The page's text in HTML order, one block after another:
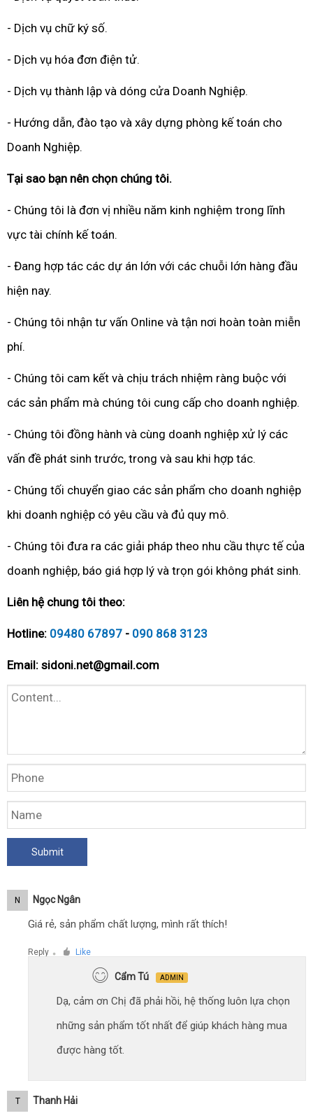
- Dịch vụ chữ ký số.
- Dịch vụ hóa đơn điện tử.
- Dịch vụ thành lập và dóng cửa Doanh Nghiệp.
- Hướng dẫn, đào tạo và xây dựng phòng kế toán cho
Doanh Nghiệp.
Tại sao bạn nên chọn chúng tôi.
- Chúng tôi là đơn vị nhiều năm kinh nghiệm trong lĩnh
vực tài chính kế toán.
- Đang hợp tác các dự án lớn với các chuỗi lớn hàng đầu
hiện nay.
- Chúng tôi nhận tư vấn Online và tận nơi hoàn toàn miễn
phí.
- Chúng tôi cam kết và chịu trách nhiệm ràng buộc với
các sản phẩm mà chúng tôi cung cấp cho doanh nghiệp.
- Chúng tôi đồng hành và cùng doanh nghiệp xử lý các
vấn đề phát sinh trước, trong và sau khi hợp tác.
- Chúng tối chuyển giao các sản phẩm cho doanh nghiệp
khi doanh nghiệp có yêu cầu và đủ quy mô.
- Chúng tôi đưa ra các giải pháp theo nhu cầu thực tế của
doanh nghiệp, báo giá hợp lý và trọn gói không phát sinh.
Liên hệ chung tôi theo:
Hotline: 09480 67897 - 090 868 3123
Email: sidoni.net@gmail.com
N Ngọc Ngân
Giá rẻ, sản phẩm chất lượng, mình rất thích!
Reply ● Like
Cẩm Tú ADMIN
Dạ, cảm ơn Chị đã phải hồi, hệ thống luôn lựa chọn
những sản phẩm tốt nhất để giúp khách hàng mua
được hàng tốt.
T Thanh Hải